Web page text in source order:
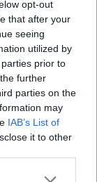
opt-out
that after your
seeing
utilized by
prior to
further
parties on the
may
IAB’s List of
it to other